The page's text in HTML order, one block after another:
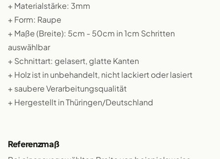
+ Materialstärke: 3mm
+ Form: Raupe
+ Maße (Breite): 5cm - 50cm in 1cm Schritten
auswählbar
+ Schnittart: gelasert, glatte Kanten
+ Holz ist in unbehandelt, nicht lackiert oder lasiert
+ saubere Verarbeitungsqualität
+ Hergestellt in Thüringen/Deutschland
Referenzmaß